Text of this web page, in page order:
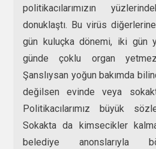
politikacılarımızın
donuklaştı. Bu virüs
gün kuluçka dönemi, iki gün
günde çoklu organ
Şanslıysan yoğun bakımda
değilsen evinde veya
Politikacılarımız büyük
Sokakta da kimsecikler
belediye anonslarıyla